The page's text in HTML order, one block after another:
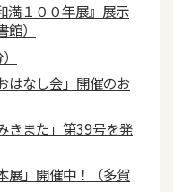
満１００年展』展示
）
はなし会」開催のお
きまた」第39号を発
展」開催中！（多賀